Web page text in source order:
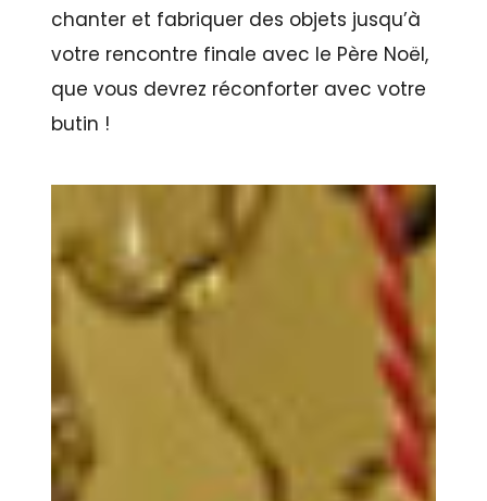
chanter et fabriquer des objets jusqu’à
votre rencontre finale avec le Père Noël,
que vous devrez réconforter avec votre
butin !